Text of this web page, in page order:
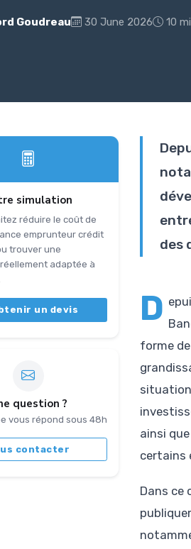
Goudreau 30 June 2026 10
simulation
réduire le coût de
emprunteur crédit
trouver une
adaptée à
un devis
question ?
vous répond sous 48h
contacter
des
D
forme
ainsi
certains
Dans ce